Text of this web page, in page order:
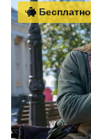
Бесплатно